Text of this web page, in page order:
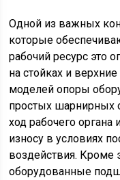
Одной из важных
которые
рабочий ресурс это
на стойках и
моделей опоры
простых шарнирных
ход рабочего
износу в условиях
воздействия. Кроме
оборудованные